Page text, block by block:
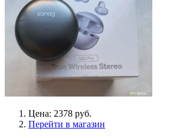
Цена: 2378 руб.
Перейти в магазин